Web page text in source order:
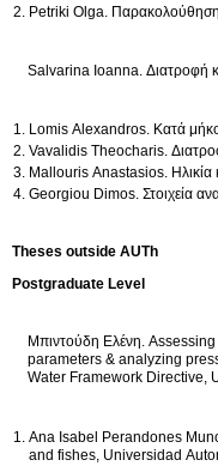
Petriki Olga. Παρακολούθηση
Salvarina Ioanna. Διατροφή
Lomis Alexandros. Κατά
Vavalidis Theocharis.
Mallouris Anastasios.
Georgiou Dimos. Στοιχεία
Theses outside AUTh
Postgraduate Level
Μπιντούδη Ελένη. Assessing ecological water
parameters & analyzing pressures and impacts (IMPRESS) at a Mediterranean river basin (Essonas, Greece), following EU’s
Water Framework Directive,
Ana Isabel Perandones
and fishes, Universidad